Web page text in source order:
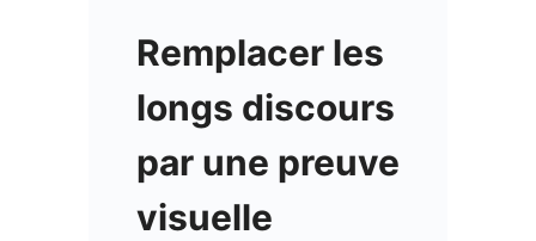
Remplacer les
longs discours
par une preuve
visuelle